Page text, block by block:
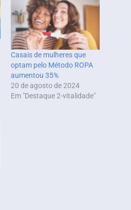
Casais de mulheres que
optam pelo Método ROPA
aumentou 35%
20 de agosto de 2024
Em "Destaque 2-vitalidade"